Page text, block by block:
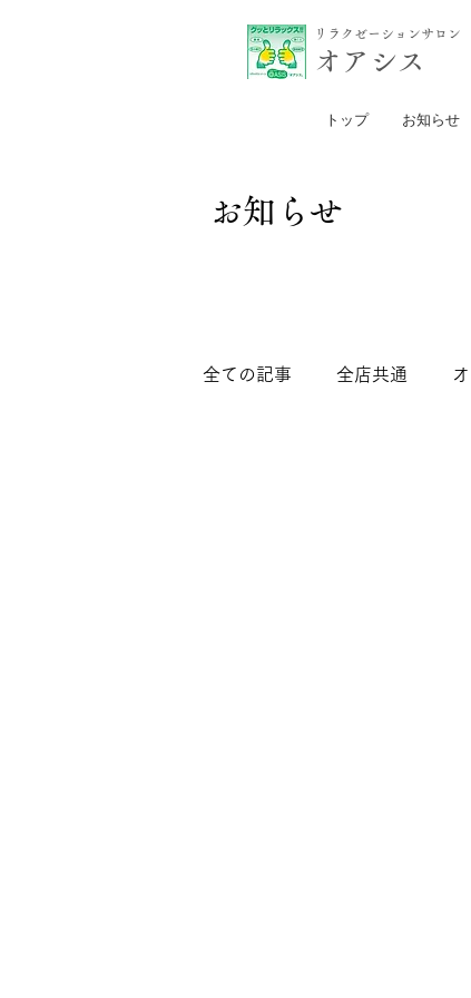
​オアシス
リラクゼーションサロン
トップ お知らせ
お知らせ
全ての記事 全店共通